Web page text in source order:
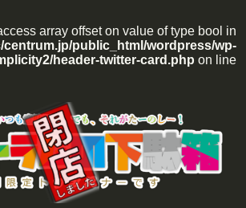
array offset on value of type bool in
centrum.jp/public_html/wordpress/wp-
header-twitter-card.php on line